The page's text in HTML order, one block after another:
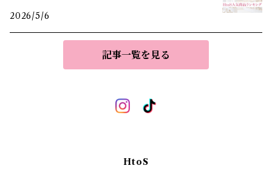
2026/5/6
記事一覧を見る
HtoS